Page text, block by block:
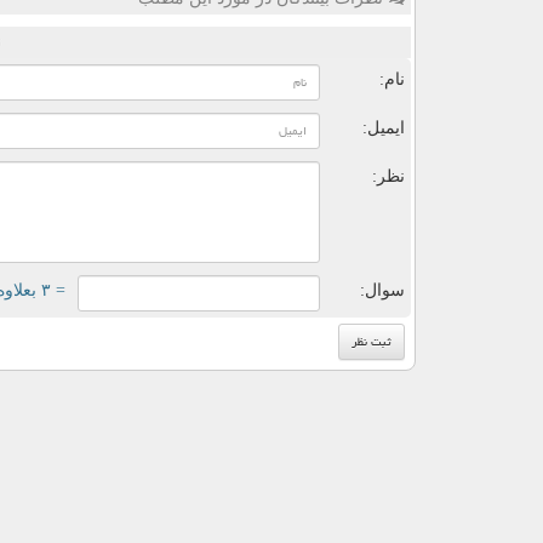
نام:
ایمیل:
نظر:
سوال: = ۳ بعلاوه ۳